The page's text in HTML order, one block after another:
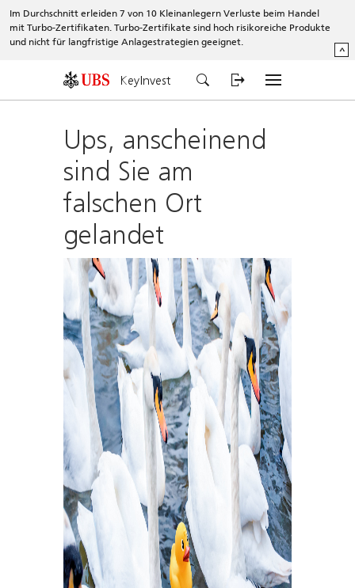
Im Durchschnitt erleiden 7 von 10 Kleinanlegern Verluste beim Handel
mit Turbo-Zertifikaten. Turbo-Zertifikate sind hoch risikoreiche Produkte
und nicht für langfristige Anlagestrategien geeignet.
^
KeyInvest
Ups, anscheinend
sind Sie am
falschen Ort
gelandet